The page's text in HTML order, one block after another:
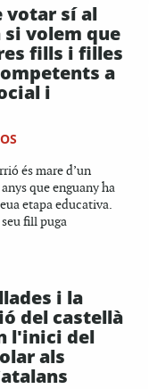
votar sí al
volem que
fills i filles
a
i
és mare d’un
que enguany ha
etapa educativa.
fill puga
i la
del castellà
l'inici del
als